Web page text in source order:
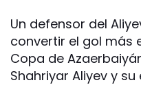
Un defensor del
convertir el gol más
Copa de
Shahriyar Aliyev y